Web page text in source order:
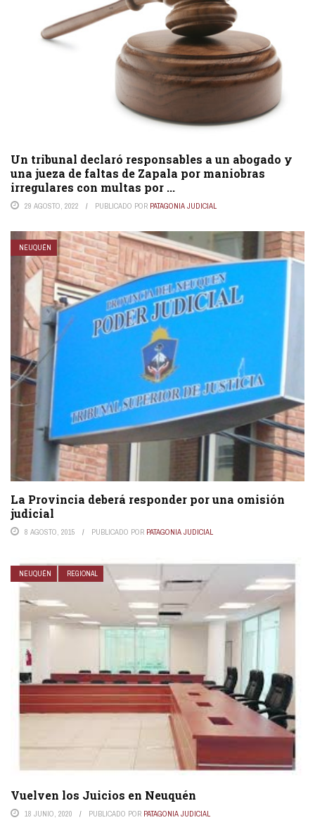
Un tribunal declaró responsables a un abogado y
una jueza de faltas de Zapala por maniobras
irregulares con multas por ...
29 AGOSTO, 2022 PUBLICADO POR PATAGONIA JUDICIAL
NEUQUÉN
La Provincia deberá responder por una omisión
judicial
8 AGOSTO, 2015 PUBLICADO POR PATAGONIA JUDICIAL
NEUQUÉN REGIONAL
Vuelven los Juicios en Neuquén
18 JUNIO, 2020 PUBLICADO POR PATAGONIA JUDICIAL